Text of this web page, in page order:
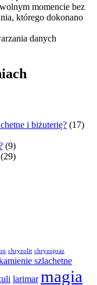
momencie bez
którego dokonano
danych
i biżuterię? (17)
(9)
(29)
chryzolit chryzopraz
szlachetne
larimar magia